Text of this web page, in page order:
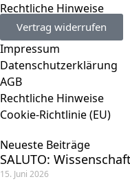
Rechtliche Hinweise
Vertrag widerrufen
Impressum
Datenschutzerklärung
AGB
Rechtliche Hinweise
Cookie-Richtlinie (EU)
Neueste Beiträge
SALUTO:
15. Juni 2026